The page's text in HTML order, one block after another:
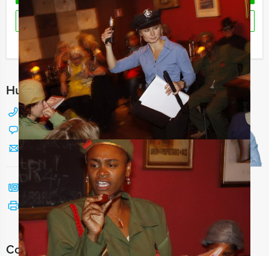
RESERVEREN
Ik heb een vraag over dit uitje
Hulp nodig bij het kiezen?
088 428 81 17
Chat met Jeroen
Stuur ons een mailtje
Bekijk printbare versie
Combineer dit uitje met: